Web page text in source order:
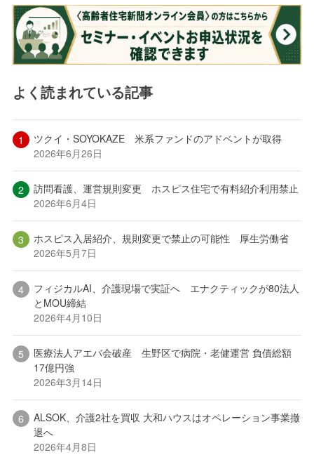
よく読まれている記事
ツクイ・SOYOKAZE 米系ファンドのアドベントが取得
2026年6月26日
訪問看護、運営規則変更 ホスピス住宅で有料紹介利用禁止
2026年6月4日
ホスピス入居紹介、規則変更で禁止の可能性 厚生労働省
2026年5月7日
フィジカルAI、介護現場で実証へ エナクティックが80法人
とMOU締結
2026年4月10日
医療法人アエバ会破産 生野区で病院・老健運営 負債総額
17億円強
2026年3月14日
ALSOK、介護2社を買収 大和ハウスはオペレーション事業撤
退へ
2026年4月8日